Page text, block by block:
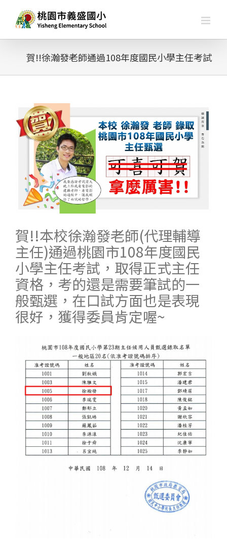
賀!!徐瀚發老師通過108年度國民小學主任考試
看
大
賀!!本校徐瀚發老師(代理輔導
主任)通過桃園市108年度國民
小學主任考試，取得正式主任
資格，考的還是需要筆試的一
般甄選，在口試方面也是表現
很好，獲得委員肯定喔~